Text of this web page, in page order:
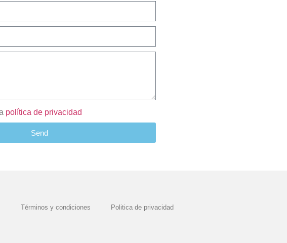
política de privacidad
Send
Términos y condiciones Politica de privacidad